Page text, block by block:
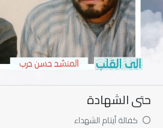
حتى الشهادة
كفالة أيتام الشهداء